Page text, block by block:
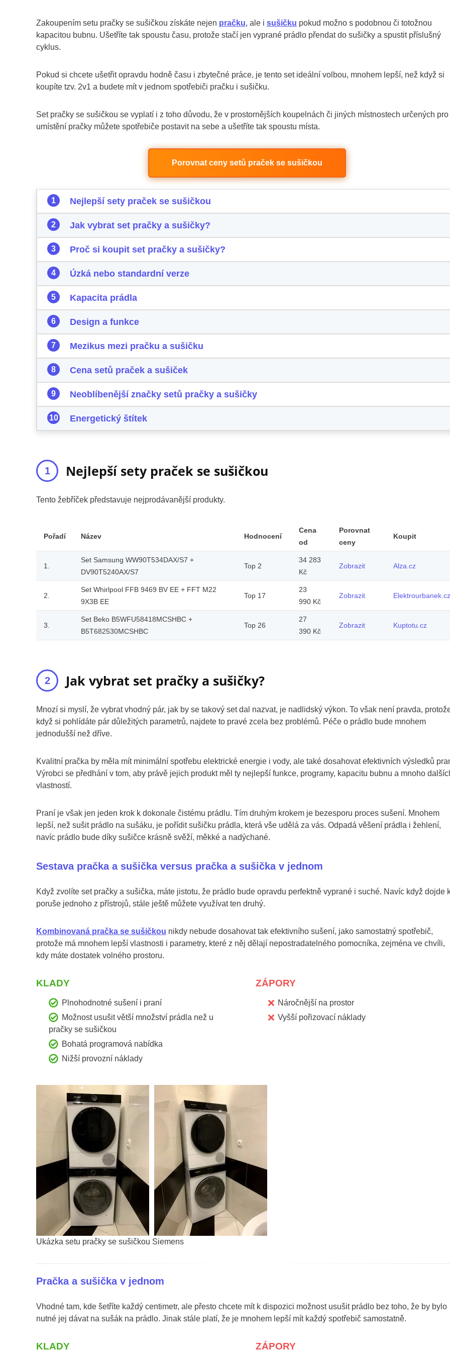
Zakoupením setu pračky se sušičkou získáte nejen pračku, ale i sušičku pokud možno s podobnou či totožnou
kapacitou bubnu. Ušetříte tak spoustu času, protože stačí jen vyprané prádlo přendat do sušičky a spustit příslušný
cyklus.
Pokud si chcete ušetřit opravdu hodně času i zbytečné práce, je tento set ideální volbou, mnohem lepší, než když si
koupíte tzv. 2v1 a budete mít v jednom spotřebiči pračku i sušičku.
Set pračky se sušičkou se vyplatí i z toho důvodu, že v prostornějších koupelnách či jiných místnostech určených pro
umístění pračky můžete spotřebiče postavit na sebe a ušetříte tak spoustu místa.
Porovnat ceny setů praček se sušičkou
Nejlepší sety praček se sušičkou
Jak vybrat set pračky a sušičky?
Proč si koupit set pračky a sušičky?
Úzká nebo standardní verze
Kapacita prádla
Design a funkce
Mezikus mezi pračku a sušičku
Cena setů praček a sušiček
Neoblíbenější značky setů pračky a sušičky
Energetický štítek
Nejlepší sety praček se sušičkou
Tento žebříček představuje nejprodávanější produkty.
Pořadí Název Hodnocení
Cena
od
Porovnat
ceny
Koupit
1.
Set Samsung WW90T534DAX/S7 +
DV90T5240AX/S7
Top 2
34 283
Kč
Zobrazit Alza.cz
2.
Set Whirlpool FFB 9469 BV EE + FFT M22
9X3B EE
Top 17
23
990 Kč
Zobrazit Elektrourbanek.cz
3.
Set Beko B5WFU58418MCSHBC +
B5T682530MCSHBC
Top 26
27
390 Kč
Zobrazit Kuptotu.cz
Jak vybrat set pračky a sušičky?
Mnozí si myslí, že vybrat vhodný pár, jak by se takový set dal nazvat, je nadlidský výkon. To však není pravda,
když si pohlídáte pár důležitých parametrů, najdete to pravé zcela bez problémů. Péče o prádlo bude mnohem
jednodušší než dříve.
Kvalitní pračka by měla mít minimální spotřebu elektrické energie i vody, ale také dosahovat efektivních výsledků
Výrobci se předhání v tom, aby právě jejich produkt měl ty nejlepší funkce, programy, kapacitu bubnu a mnoho
vlastností.
Praní je však jen jeden krok k dokonale čistému prádlu. Tím druhým krokem je bezesporu proces sušení. Mnohem
lepší, než sušit prádlo na sušáku, je pořídit sušičku prádla, která vše udělá za vás. Odpadá věšení prádla i žehlení,
navíc prádlo bude díky sušičce krásně svěží, měkké a nadýchané.
Sestava pračka a sušička versus pračka a sušička v jednom
Když zvolíte set pračky a sušička, máte jistotu, že prádlo bude opravdu perfektně vyprané i suché. Navíc když dojde
poruše jednoho z přístrojů, stále ještě můžete využívat ten druhý.
Kombinovaná pračka se sušičkou nikdy nebude dosahovat tak efektivního sušení, jako samostatný spotřebič,
protože má mnohem lepší vlastnosti i parametry, které z něj dělají nepostradatelného pomocníka, zejména ve chvíli,
kdy máte dostatek volného prostoru.
KLADY
Plnohodnotné sušení i praní
Možnost usušit větší množství prádla než u
pračky se sušičkou
Bohatá programová nabídka
Nižší provozní náklady
ZÁPORY
Náročnější na prostor
Vyšší pořizovací náklady
Ukázka setu pračky se sušičkou Siemens
Pračka a sušička v jednom
Vhodné tam, kde šetříte každý centimetr, ale přesto chcete mít k dispozici možnost usušit prádlo bez toho, že by bylo
nutné jej dávat na sušák na prádlo. Jinak stále platí, že je mnohem lepší mít každý spotřebič samostatně.
KLADY ZÁPORY